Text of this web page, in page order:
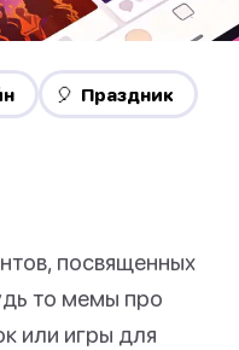
🎈 Праздник
посвященных
то мемы про
или игры для